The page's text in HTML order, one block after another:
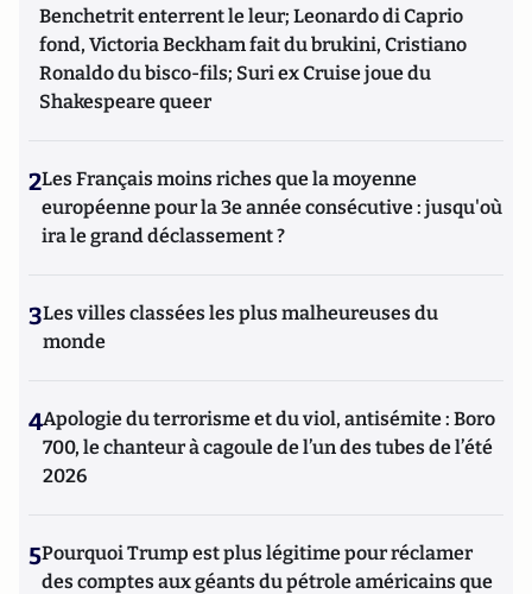
Benchetrit enterrent le leur; Leonardo di Caprio
fond, Victoria Beckham fait du brukini, Cristiano
Ronaldo du bisco-fils; Suri ex Cruise joue du
Shakespeare queer
2Les Français moins riches que la moyenne
européenne pour la 3e année consécutive : jusqu'où
ira le grand déclassement ?
3Les villes classées les plus malheureuses du
monde
4Apologie du terrorisme et du viol, antisémite : Boro
700, le chanteur à cagoule de l’un des tubes de l’été
2026
5Pourquoi Trump est plus légitime pour réclamer
des comptes aux géants du pétrole américains que